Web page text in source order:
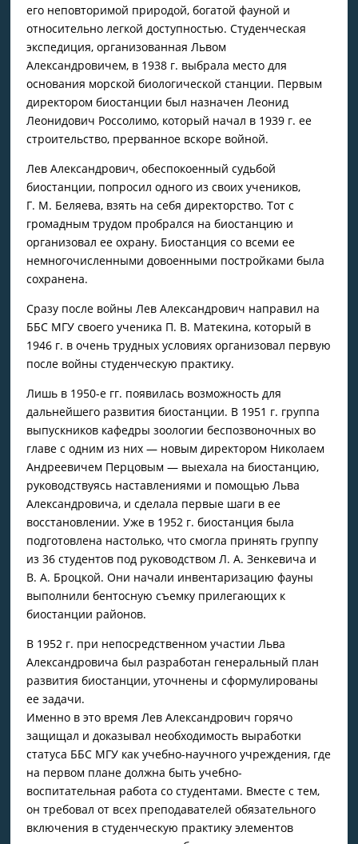
его неповторимой природой, богатой фауной и
относительно легкой доступностью. Студенческая
экспедиция, организованная Львом
Александровичем, в 1938 г. выбрала место для
основания морской биологической станции. Первым
директором биостанции был назначен Леонид
Леонидович Россолимо, который начал в 1939 г. ее
строительство, прерванное вскоре войной.
Лев Александрович, обеспокоенный судьбой
биостанции, попросил одного из своих учеников,
Г. М. Беляева, взять на себя директорство. Тот с
громадным трудом пробрался на биостанцию и
организовал ее охрану. Биостанция со всеми ее
немного­численными довоенными постройками была
сохранена.
Сразу после войны Лев Александрович направил на
ББС МГУ своего ученика П. В. Матекина, который в
1946 г. в очень трудных условиях организовал первую
после войны студенчес­кую практику.
Лишь в 1950-е гг. появилась возможность для
дальнейшего развития биостанции. В 1951 г. группа
выпускников кафедры зоологии беспозвоночных во
главе с одним из них — новым директором Николаем
Андреевичем Перцовым — выехала на биостанцию,
руководствуясь наставлениями и помощью Льва
Александровича, и сделала первые шаги в ее
восстановлении. Уже в 1952 г. биостанция была
подготовлена настолько, что смогла принять группу
из 36 студентов под руководством Л. А. Зенкевича и
В. А. Броцкой. Они начали инвентаризацию фауны
выполнили бентосную съемку прилегающих к
биостанции районов.
В 1952 г. при непосредственном участии Льва
Александровича был разработан генеральный план
развития биостанции, уточнены и сформулированы
ее задачи.
Именно в это время Лев Александрович горячо
защищал и доказывал необходимость выработки
статуса ББС МГУ как учебно-научного учреждения, где
на первом плане должна быть учебно-
воспитательная работа со студентами. Вместе с тем,
он требовал от всех преподавателей обязательного
включения в студенческую практику элемен­тов